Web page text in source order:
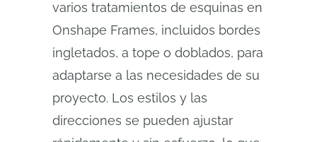
varios tratamientos de esquinas en
Onshape Frames, incluidos bordes
ingletados, a tope o doblados, para
adaptarse a las necesidades de su
proyecto. Los estilos y las
direcciones se pueden ajustar